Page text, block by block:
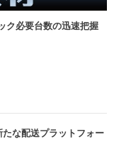
ク必要台数の迅速把握
な配送プラットフォー